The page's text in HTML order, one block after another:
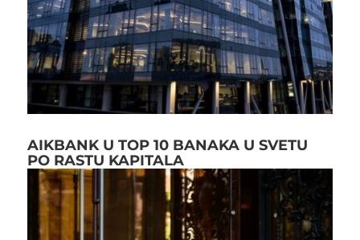
AIKBANK U TOP 10 BANAKA U SVETU
PO RASTU KAPITALA